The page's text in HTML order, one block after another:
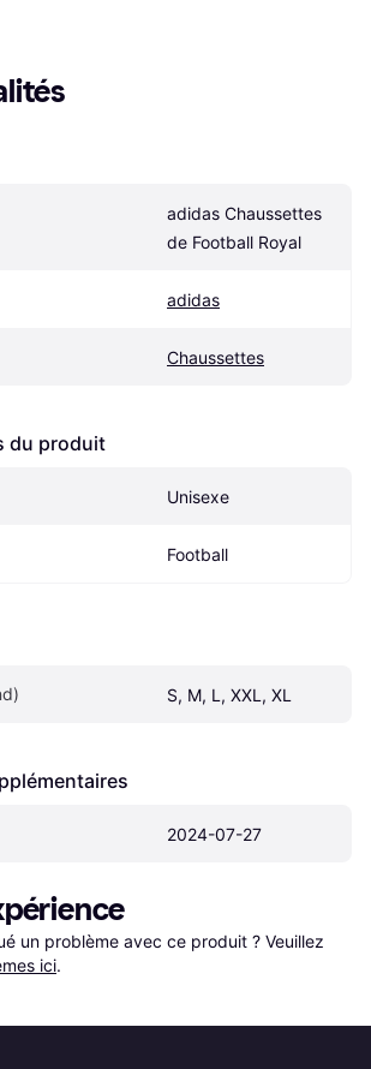
adidas Chaussettes
de Football Royal
adidas
Chaussettes
du produit
Unisexe
Football
S, M, L, XXL, XL
2024-07-27
un problème avec ce produit ? Veuillez
ici.